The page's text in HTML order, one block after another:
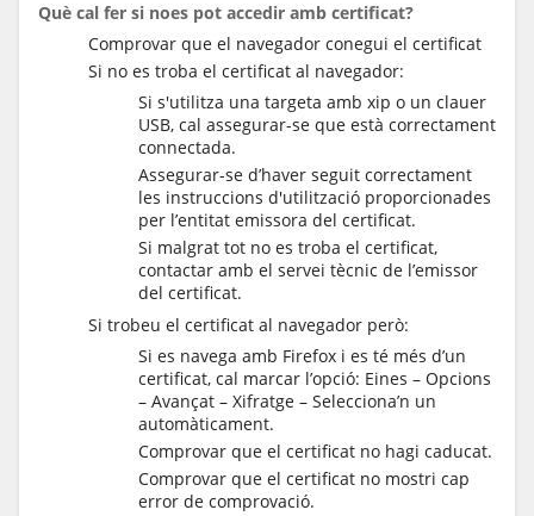
Què cal fer si noes pot accedir amb certificat?
Comprovar que el navegador conegui el certificat
Si no es troba el certificat al navegador:
Si s'utilitza una targeta amb xip o un clauer
USB, cal assegurar-se que està correctament
connectada.
Assegurar-se d’haver seguit correctament
les instruccions d'utilització proporcionades
per l’entitat emissora del certificat.
Si malgrat tot no es troba el certificat,
contactar amb el servei tècnic de l’emissor
del certificat.
Si trobeu el certificat al navegador però:
Si es navega amb Firefox i es té més d’un
certificat, cal marcar l’opció: Eines – Opcions
– Avançat – Xifratge – Selecciona’n un
automàticament.
Comprovar que el certificat no hagi caducat.
Comprovar que el certificat no mostri cap
error de comprovació.